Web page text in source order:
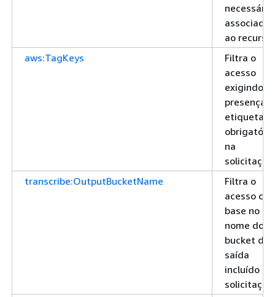
necessário
associado
ao recurso
aws:TagKeys
Filtra o
acesso
exigindo a
presença
etiquetas
na
solicitação
transcribe:OutputBucketName
Filtra o
acesso
base no
nome do
bucket de
saída
incluído na
solicitação